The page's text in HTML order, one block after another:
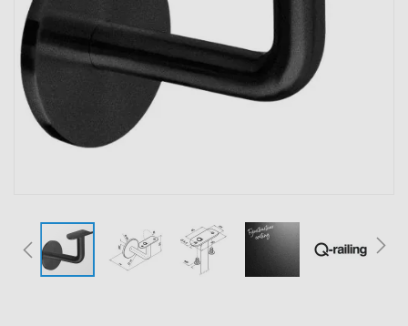
ons voorop, want we geloven dat een
goede relatie met onze klanten het
verschil maakt.